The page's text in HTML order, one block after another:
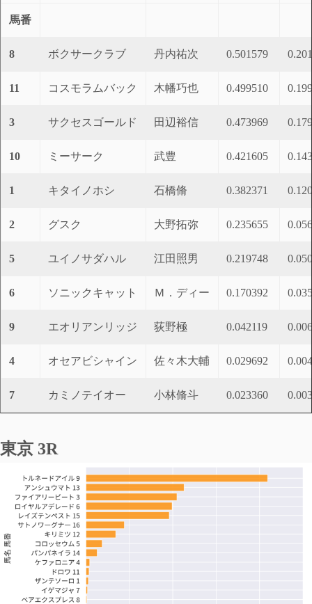
馬番
8 ボクサークラブ 丹内祐次 0.501579
11 コスモラムバック 木幡巧也 0.499510
3 サクセスゴールド 田辺裕信 0.473969
10 ミーサーク 武豊 0.421605
1 キタイノホシ 石橋脩 0.382371
2 グスク 大野拓弥 0.235655
5 ユイノサダハル 江田照男 0.219748
6 ソニックキャット Ｍ．ディー 0.170392
9 エオリアンリッジ 荻野極 0.042119
4 オセアビシャイン 佐々木大輔 0.029692
7 カミノテイオー 小林脩斗 0.023360
東京 3R